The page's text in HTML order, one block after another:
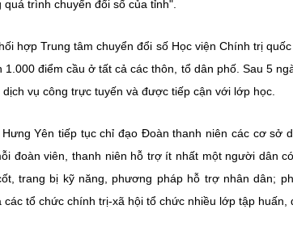
trình chuyển đổi số của tỉnh".
hợp Trung tâm chuyển đổi số Học viện Chính trị
điểm cầu ở tất cả các thôn, tổ dân phố. Sau 5
vụ công trực tuyến và được tiếp cận với lớp học.
Yên tiếp tục chỉ đạo Đoàn thanh niên các cơ sở
đoàn viên, thanh niên hỗ trợ ít nhất một người dân
trang bị kỹ năng, phương pháp hỗ trợ nhân dân;
tổ chức chính trị-xã hội tổ chức nhiều lớp tập huấn,